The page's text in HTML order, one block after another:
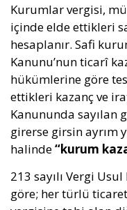
Kurumlar vergisi,
içinde elde ettikleri
hesaplanır. Safi
Kanunu’nun ticarî
hükümlerine göre
ettikleri kazanç ve
Kanununda sayılan
girerse girsin ayrım
halinde“kurum
213 sayılı Vergi
göre; her türlü